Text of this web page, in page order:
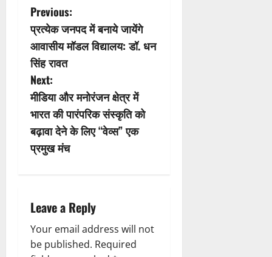
P
o
s
t
n
a
g
a
Previous:
प्रत्येक जनपद में बनाये जायेंगे
आवासीय मॉडल विद्यालय: डॉ. धन
सिंह रावत
Next:
मीडिया और मनोरंजन क्षेत्र में
भारत की पारंपरिक संस्कृति को
बढ़ावा देने के लिए “वेव्स” एक
प्रमुख मंच
Leave a Reply
Your email address will not
be published. Required